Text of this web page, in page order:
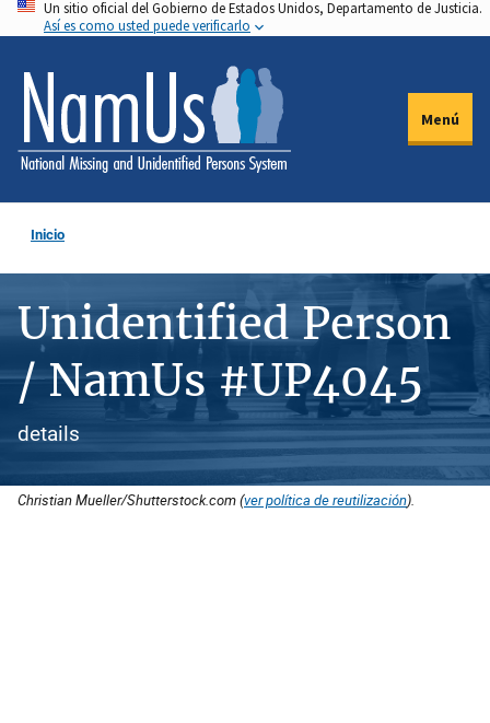
Pasar
al
contenido
principal
Un sitio oficial del Gobierno de Estados Unidos, Departamento de Justicia.
Así es como usted puede verificarlo
Menú
Inicio
Unidentified Person
/ NamUs #UP4045
details
Christian Mueller/Shutterstock.com (ver política de reutilización).